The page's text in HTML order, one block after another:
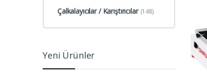
Çalkalayıcılar / Karıştırıcılar (148)
Yeni Ürünler